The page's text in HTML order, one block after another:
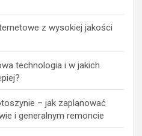
z wysokiej jakości
technologia i w jakich
– jak zaplanować
i generalnym remoncie